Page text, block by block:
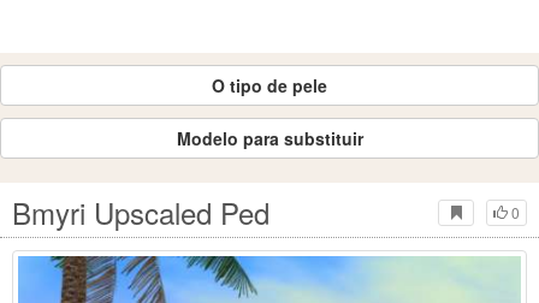
O tipo de pele
Modelo para substituir
0
Bmyri Upscaled Ped